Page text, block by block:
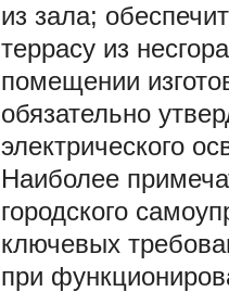
из зала;
террасу из
помещении
обязательно
электрического
Наиболее
городского
ключевых
при